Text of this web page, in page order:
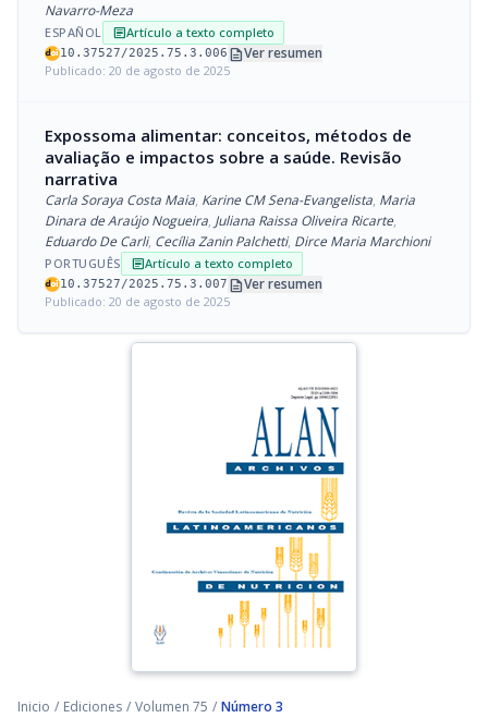
Navarro-Meza
ESPAÑOL articleArtículo a texto completo
10.37527/2025.75.3.006 descriptionVer resumen
Publicado: 20 de agosto de 2025
Expossoma alimentar: conceitos, métodos de
avaliação e impactos sobre a saúde. Revisão
narrativa
Carla Soraya Costa Maia, Karine CM Sena-Evangelista, Maria
Dinara de Araújo Nogueira, Juliana Raissa Oliveira Ricarte,
Eduardo De Carli, Cecília Zanin Palchetti, Dirce Maria Marchioni
PORTUGUÊS articleArtículo a texto completo
10.37527/2025.75.3.007 descriptionVer resumen
Publicado: 20 de agosto de 2025
Inicio / Ediciones / Volumen 75 / Número 3